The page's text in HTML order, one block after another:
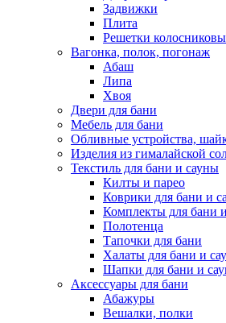
Задвижки
Плита
Решетки
Вагонка, полок, погонаж
Абаш
Липа
Хвоя
Двери для бани
Мебель для бани
Обливные устройства,
Изделия из гималайской
Текстиль для бани и сауны
Килты и парео
Коврики для бани и
Комплекты для бани
Полотенца
Тапочки для бани
Халаты для бани и
Шапки для бани и
Аксессуары для бани
Абажуры
Вешалки, полки